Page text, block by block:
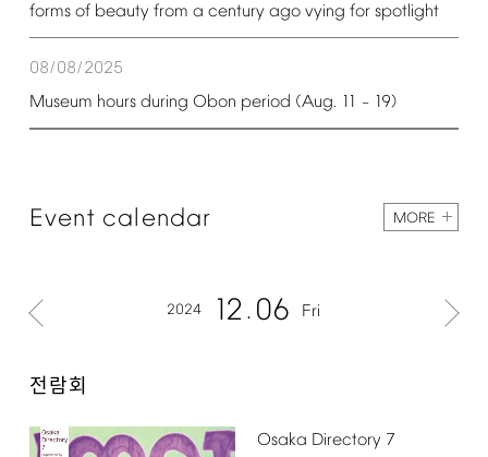
forms of beauty from a century ago vying for spotlight
08/08/2025
Museum hours during Obon period (Aug. 11 – 19)
Event calendar MORE
2024 12 06 Fri
전람회
Osaka Directory 7